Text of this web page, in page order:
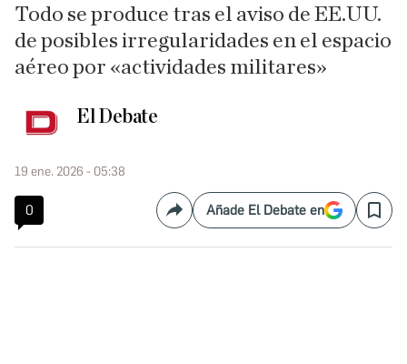
Todo se produce tras el aviso de EE.UU.
de posibles irregularidades en el espacio
aéreo por «actividades militares»
El Debate
19 ene. 2026 - 05:38
0 CompartirAñade El Debate en Save